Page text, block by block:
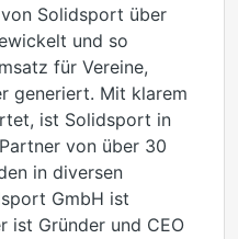
Solidsport über
und so
für Vereine,
generiert. Mit klarem
ist Solidsport in
von über 30
in diversen
GmbH ist
ist Gründer und CEO